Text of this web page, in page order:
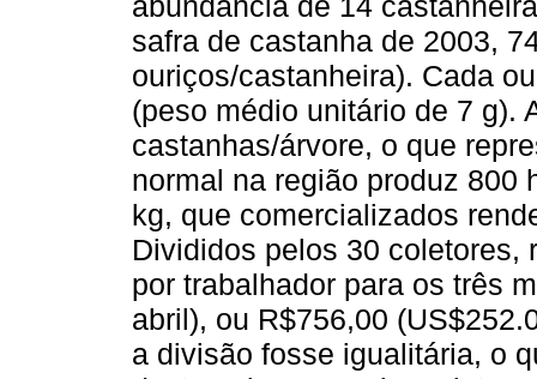
safra de castanha de 2003,
ouriços/castanheira). Cada
(peso médio unitário de 7 g).
castanhas/árvore, o que
normal na região produz 800
kg, que comercializados
Divididos pelos 30 coletores,
por trabalhador para os três
abril), ou R$756,00
a divisão fosse igualitária, o